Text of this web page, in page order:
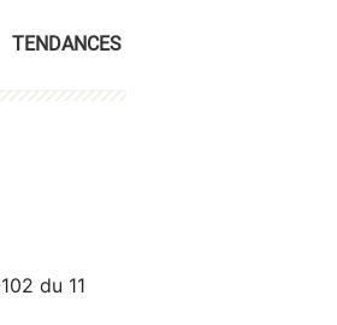
TENDANCES
du 11